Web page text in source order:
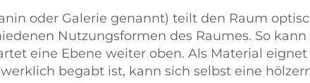
oder Galerie genannt) teilt den Raum
Nutzungsformen des Raumes. So
eine Ebene weiter oben. Als Material
begabt ist, kann sich selbst eine